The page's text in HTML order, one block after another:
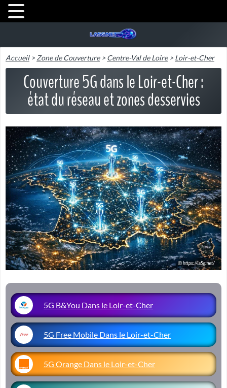
Accueil>Zone de Couverture>Centre-Val de Loire>Loir-et-Cher
Couverture 5G dans le Loir-et-Cher :
état du réseau et zones desservies
5G B&You Dans le Loir-et-Cher
5G Free Mobile Dans le Loir-et-Cher
5G Orange Dans le Loir-et-Cher